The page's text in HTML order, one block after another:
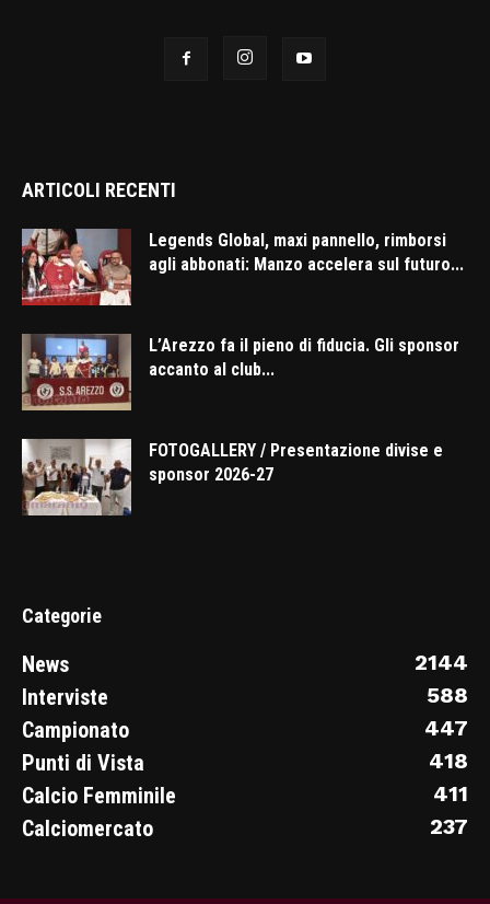
ARTICOLI RECENTI
Legends Global, maxi pannello, rimborsi
agli abbonati: Manzo accelera sul futuro...
L’Arezzo fa il pieno di fiducia. Gli sponsor
accanto al club...
FOTOGALLERY / Presentazione divise e
sponsor 2026-27
Categorie
News
2144
Interviste
588
Campionato
447
Punti di Vista
418
Calcio Femminile
411
Calciomercato
237